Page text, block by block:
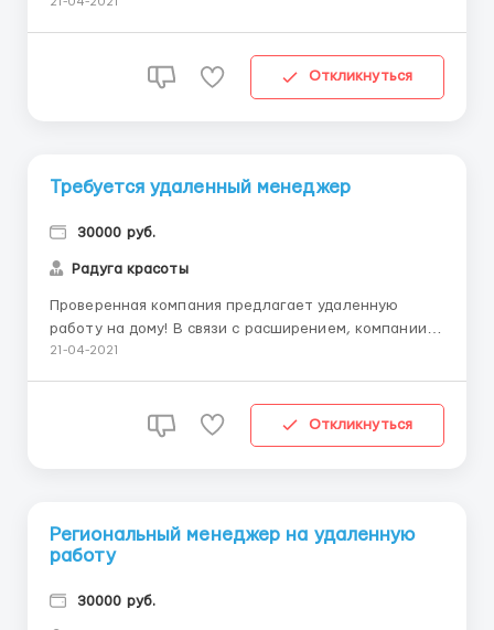
(администратор) интернет-магазина в его регионе:
-Менеджер по персоналу, -Оператор ПК Мы
предлагаем Вам стать сотрудником компан...
Откликнуться
Требуется удаленный менеджер
30000 руб.
Радуга красоты
Проверенная компания предлагает удаленную
работу на дому! В связи с расширением, компании
требуются сотрудники! Работа будет заключаться в
сотрудничестве! Для новых сотрудников
предусмотрено бесплатное обучен...
21-04-2021
Откликнуться
Региональный менеджер на удаленную
работу
30000 руб.